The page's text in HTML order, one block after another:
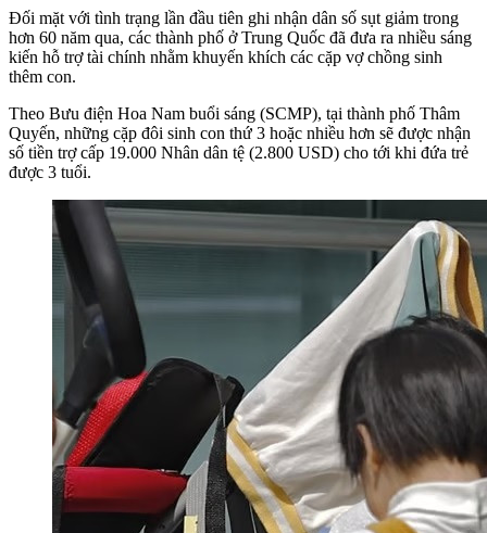
Đối mặt với tình trạng lần đầu tiên ghi nhận dân số sụt giảm trong
hơn 60 năm qua, các thành phố ở Trung Quốc đã đưa ra nhiều sáng
kiến hỗ trợ tài chính nhằm khuyến khích các cặp vợ chồng sinh
thêm con.
Theo Bưu điện Hoa Nam buổi sáng (SCMP), tại thành phố Thâm
Quyến, những cặp đôi sinh con thứ 3 hoặc nhiều hơn sẽ được nhận
số tiền trợ cấp 19.000 Nhân dân tệ (2.800 USD) cho tới khi đứa trẻ
được 3 tuổi.